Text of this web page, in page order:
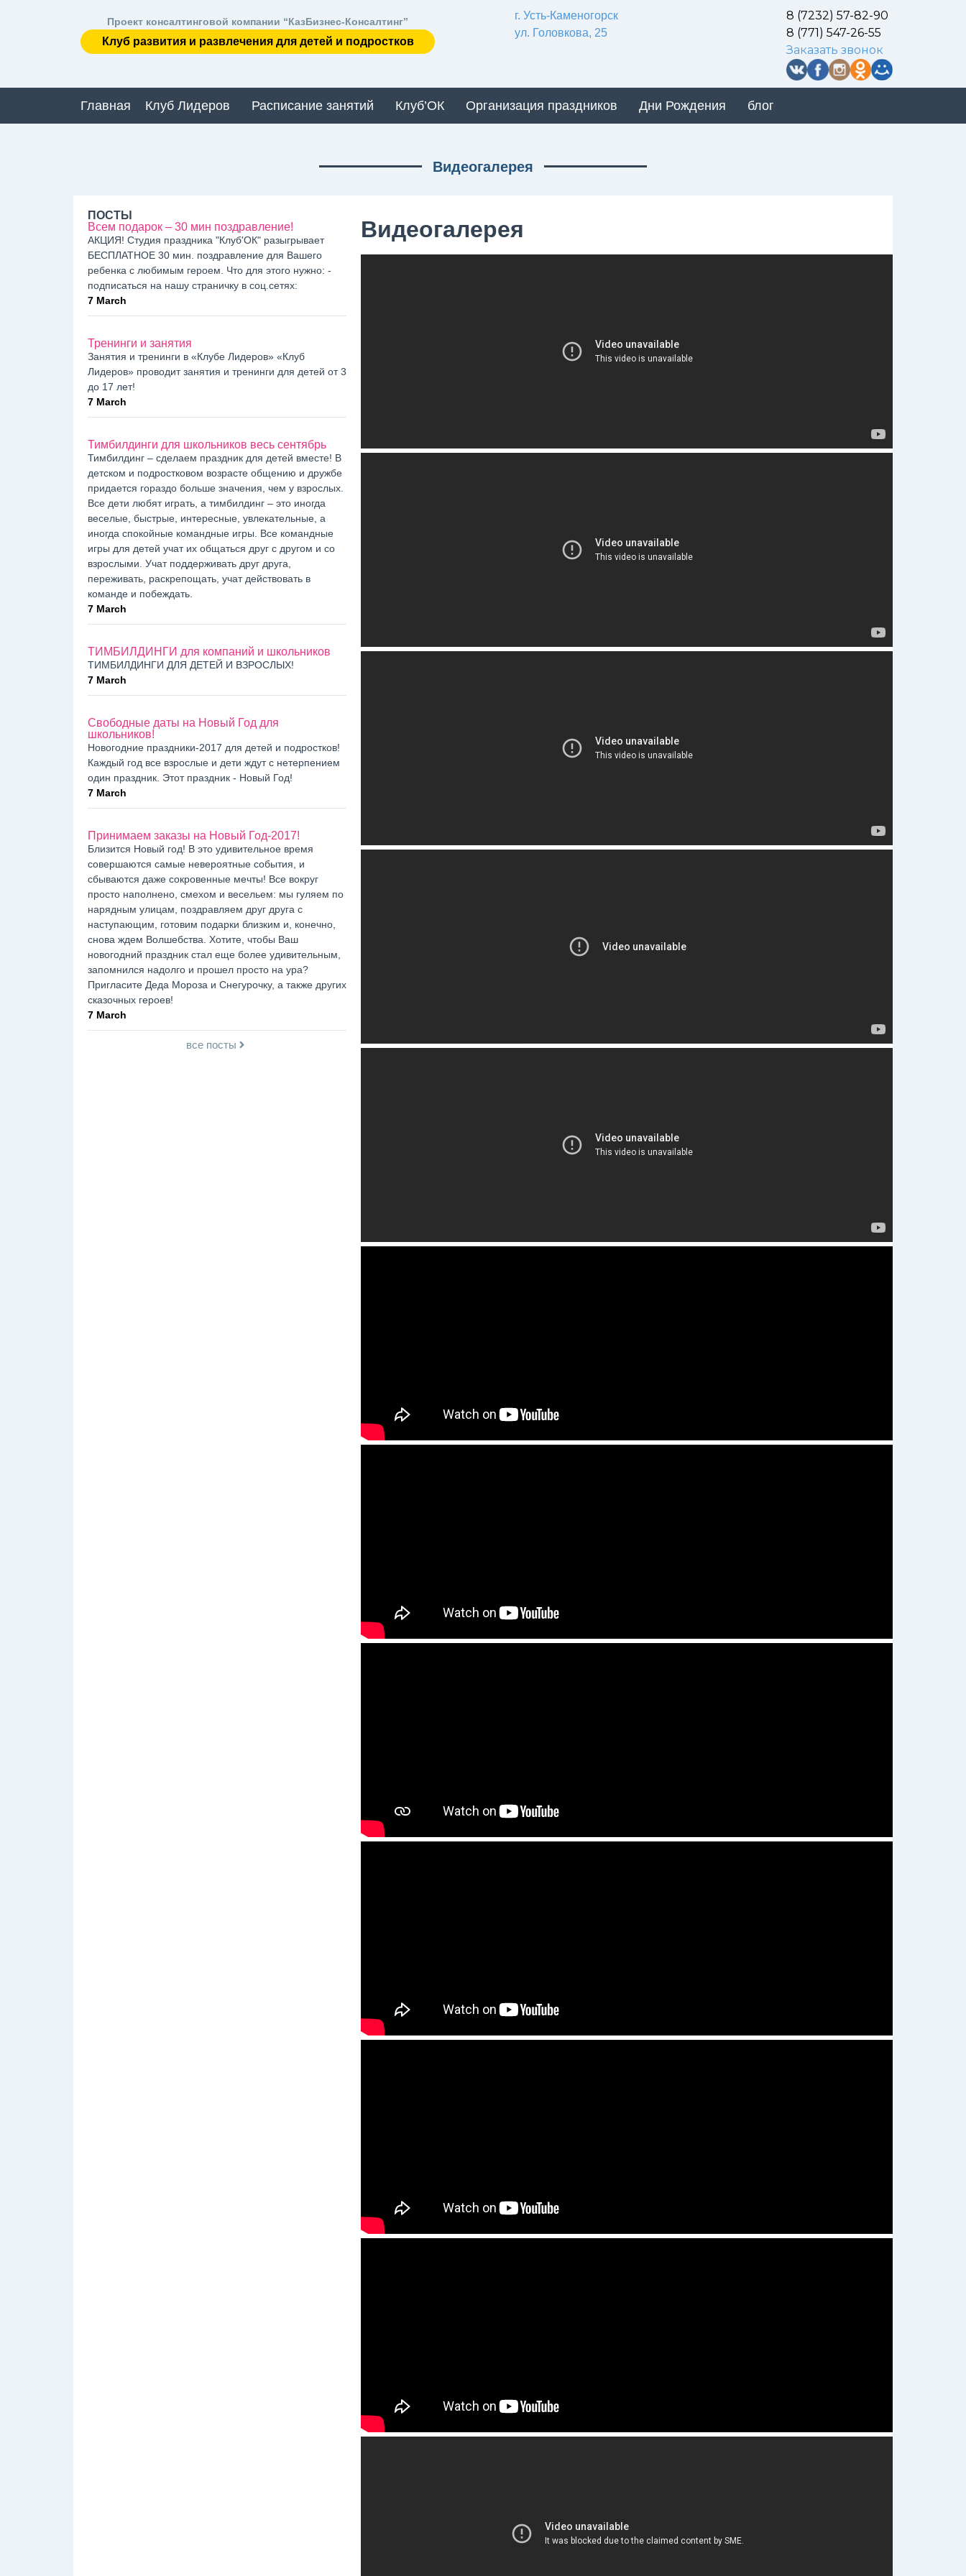
Проект консалтинговой компании “КазБизнес-Консалтинг”
Клуб развития и развлечения для детей и подростков
г. Усть-Каменогорск
ул. Головкова, 25
8 (7232) 57-82-90
8 (771) 547-26-55
Заказать звонок
Главная Клуб Лидеров Расписание занятий Клуб’ОК Организация праздников Дни Рождения блог
Видеогалерея
ПОСТЫ
Всем подарок – 30 мин поздравление!
АКЦИЯ! Студия праздника "Клуб'ОК" разыгрывает
БЕСПЛАТНОЕ 30 мин. поздравление для Вашего
ребенка с любимым героем. Что для этого нужно: -
подписаться на нашу страничку в соц.сетях:
7 March
Тренинги и занятия
Занятия и тренинги в «Клубе Лидеров» «Клуб
Лидеров» проводит занятия и тренинги для детей от 3
до 17 лет!
7 March
Тимбилдинги для школьников весь сентябрь
Тимбилдинг – сделаем праздник для детей вместе! В
детском и подростковом возрасте общению и дружбе
придается гораздо больше значения, чем у взрослых.
Все дети любят играть, а тимбилдинг – это иногда
веселые, быстрые, интересные, увлекательные, а
иногда спокойные командные игры. Все командные
игры для детей учат их общаться друг с другом и со
взрослыми. Учат поддерживать друг друга,
переживать, раскрепощать, учат действовать в
команде и побеждать.
7 March
ТИМБИЛДИНГИ для компаний и школьников
ТИМБИЛДИНГИ ДЛЯ ДЕТЕЙ И ВЗРОСЛЫХ!
7 March
Свободные даты на Новый Год для
школьников!
Новогодние праздники-2017 для детей и подростков!
Каждый год все взрослые и дети ждут с нетерпением
один праздник. Этот праздник - Новый Год!
7 March
Принимаем заказы на Новый Год-2017!
Близится Новый год! В это удивительное время
совершаются самые невероятные события, и
сбываются даже сокровенные мечты! Все вокруг
просто наполнено, смехом и весельем: мы гуляем по
нарядным улицам, поздравляем друг друга с
наступающим, готовим подарки близким и, конечно,
снова ждем Волшебства. Хотите, чтобы Ваш
новогодний праздник стал еще более удивительным,
запомнился надолго и прошел просто на ура?
Пригласите Деда Мороза и Снегурочку, а также других
сказочных героев!
7 March
все посты
Видеогалерея